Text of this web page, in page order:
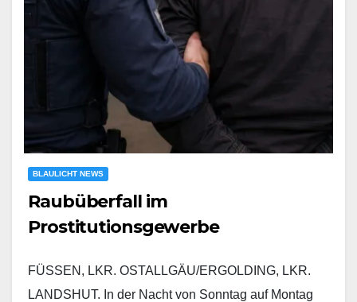
BLAULICHT NEWS
Raubüberfall im
Prostitutionsgewerbe
FÜSSEN, LKR. OSTALLGÄU/ERGOLDING, LKR.
LANDSHUT. In der Nacht von Sonntag auf Montag